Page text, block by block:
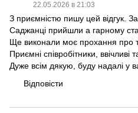
22.05.2026 в 21:03
З приємністю пишу цей відгук.
Саджанці прийшли а гарному
Ще виконали моє прохання про
Приємні співробітники, ввічливі
Дуже всім дякую, буду надалі у
Відповісти